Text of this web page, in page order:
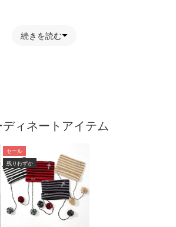
欲しいものリストの作成ができます♪
再入荷通知」を登録すると、再入荷
ます。
ございます。ご了承ください。
続きを読む
ディネートアイテム
セール
残りわずか